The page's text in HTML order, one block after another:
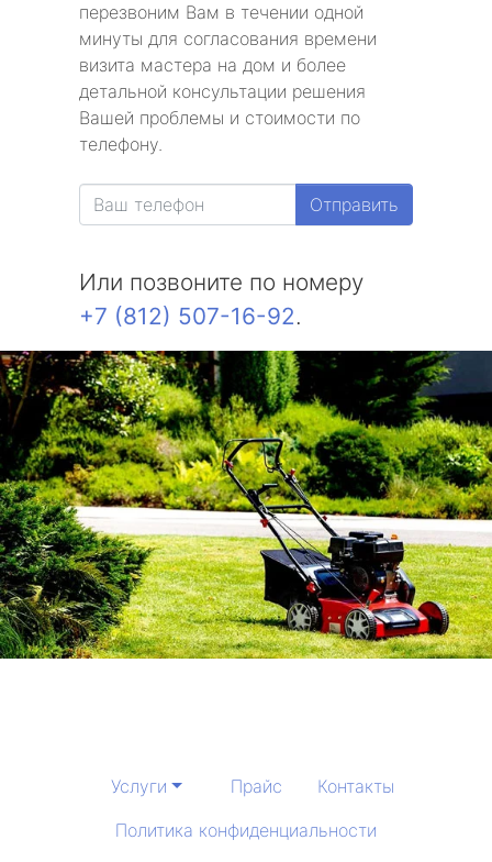
перезвоним Вам в течении одной
минуты для согласования времени
визита мастера на дом и более
детальной консультации решения
Вашей проблемы и стоимости по
телефону.
Отправить
Или позвоните по номеру
+7 (812) 507-16-92.
Услуги Прайс
Контакты
Политика конфиденциальности